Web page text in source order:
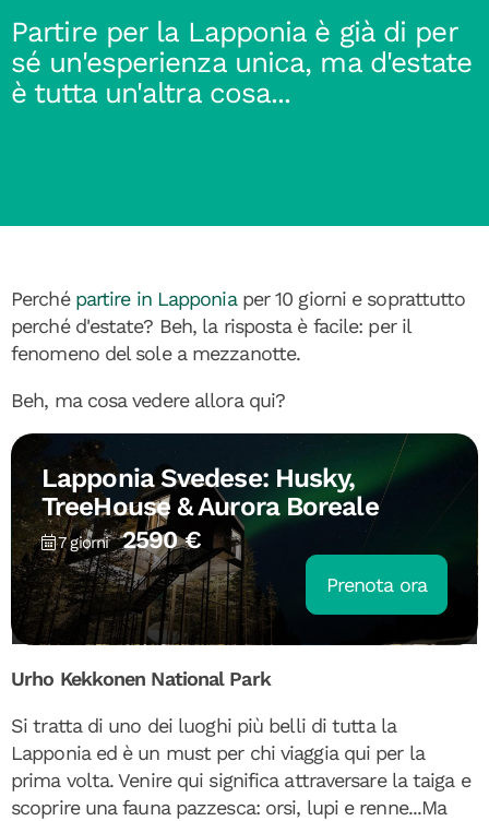
Partire per la Lapponia è già di per
sé un'esperienza unica, ma d'estate
è tutta un'altra cosa...
Perchépartire in Lapponiaper 10 giorni e soprattutto
perché d'estate? Beh, la risposta è facile: per il
fenomeno del sole a mezzanotte.
Beh, ma cosa vedere allora qui?
Lapponia Svedese: Husky,
TreeHouse & Aurora Boreale
7 giorni 2590 €
Prenota ora
Urho Kekkonen National Park
Si tratta di uno dei luoghi più belli di tutta la
Lapponia ed è un must per chi viaggia qui per la
prima volta. Venire qui significa attraversare la taiga e
scoprire una fauna pazzesca: orsi, lupi e renne...Ma